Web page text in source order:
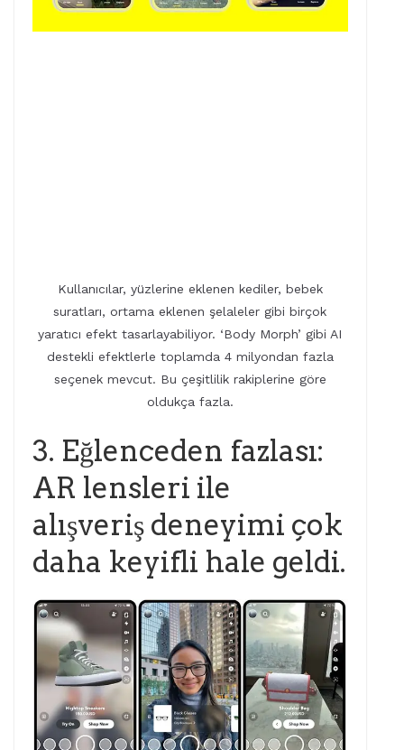
Kullanıcılar, yüzlerine eklenen kediler, bebek
suratları, ortama eklenen şelaleler gibi birçok
yaratıcı efekt tasarlayabiliyor. ‘Body Morph’ gibi AI
destekli efektlerle toplamda 4 milyondan fazla
seçenek mevcut. Bu çeşitlilik rakiplerine göre
oldukça fazla.
3. Eğlenceden fazlası:
AR lensleri ile
alışveriş deneyimi çok
daha keyifli hale geldi.